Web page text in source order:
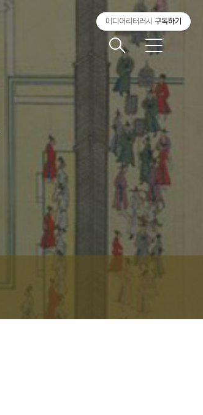
메
미디어리터러시 구독하기